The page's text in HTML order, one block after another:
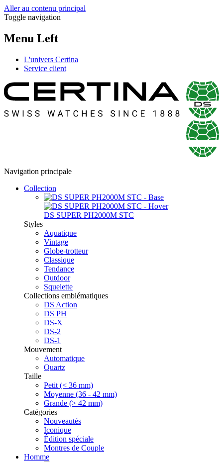
Aller au contenu principal
Toggle navigation
Menu Left
L'univers Certina
Service client
Navigation principale
Collection
DS SUPER PH2000M STC
Styles
Aquatique
Vintage
Globe-trotteur
Classique
Tendance
Outdoor
Squelette
Collections emblématiques
DS Action
DS PH
DS-X
DS-2
DS-1
Mouvement
Automatique
Quartz
Taille
Petit (< 36 mm)
Moyenne (36 - 42 mm)
Grande (> 42 mm)
Catégories
Nouveautés
Iconique
Édition spéciale
Montres de Couple
Homme